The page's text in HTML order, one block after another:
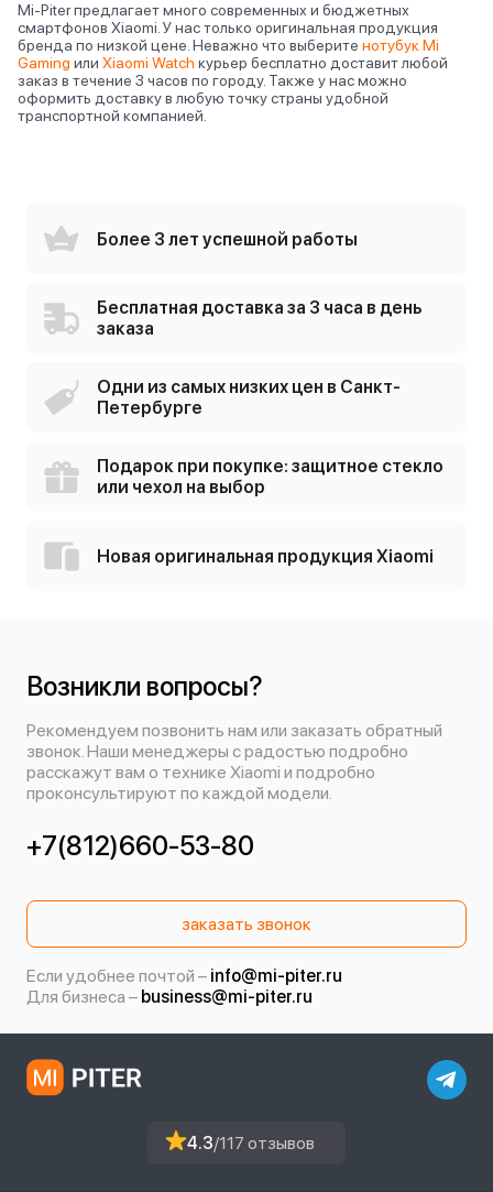
Mi-Piter предлагает много современных и бюджетных
смартфонов Xiaomi. У нас только оригинальная продукция
бренда по низкой цене. Неважно что выберите нотубук Mi
Gaming или Xiaomi Watch курьер бесплатно доставит любой
заказ в течение 3 часов по городу. Также у нас можно
оформить доставку в любую точку страны удобной
транспортной компанией.
Более 3 лет успешной работы
Бесплатная доставка за 3 часа в день
заказа
Одни из самых низких цен в Санкт-
Петербурге
Подарок при покупке: защитное стекло
или чехол на выбор
Новая оригинальная продукция Xiaomi
Возникли вопросы?
Рекомендуем позвонить нам или заказать обратный
звонок. Наши менеджеры с радостью подробно
расскажут вам о технике Xiaomi и подробно
проконсультируют по каждой модели.
+7(812)660-53-80
заказать звонок
Если удобнее почтой – info@mi-piter.ru
Для бизнеса – business@mi-piter.ru
4.3/117 отзывов